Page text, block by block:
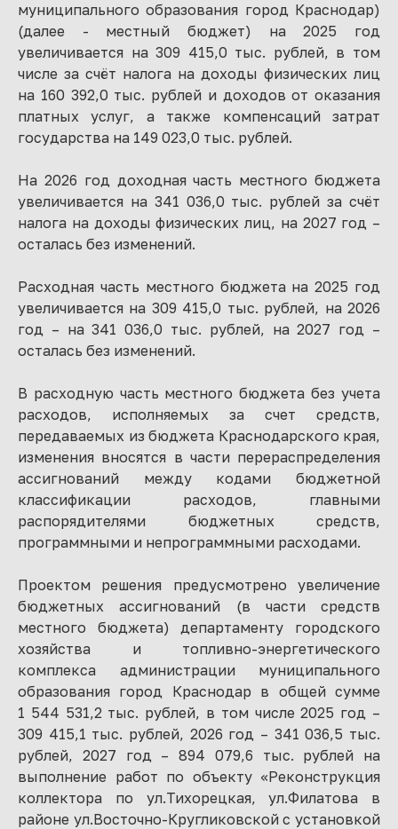
муниципального образования город Краснодар)
(далее - местный бюджет) на 2025 год
увеличивается на 309 415,0 тыс. рублей, в том
числе за счёт налога на доходы физических лиц
на 160 392,0 тыс. рублей и доходов от оказания
платных услуг, а также компенсаций затрат
государства на 149 023,0 тыс. рублей.
На 2026 год доходная часть местного бюджета
увеличивается на 341 036,0 тыс. рублей за счёт
налога на доходы физических лиц, на 2027 год –
осталась без изменений.
Расходная часть местного бюджета на 2025 год
увеличивается на 309 415,0 тыс. рублей, на 2026
год – на 341 036,0 тыс. рублей, на 2027 год –
осталась без изменений.
В расходную часть местного бюджета без учета
расходов, исполняемых за счет средств,
передаваемых из бюджета Краснодарского края,
изменения вносятся в части перераспределения
ассигнований между кодами бюджетной
классификации расходов, главными
распорядителями бюджетных средств,
программными и непрограммными расходами.
Проектом решения предусмотрено увеличение
бюджетных ассигнований (в части средств
местного бюджета) департаменту городского
хозяйства и топливно-энергетического
комплекса администрации муниципального
образования город Краснодар в общей сумме
1 544 531,2 тыс. рублей, в том числе 2025 год –
309 415,1 тыс. рублей, 2026 год – 341 036,5 тыс.
рублей, 2027 год – 894 079,6 тыс. рублей на
выполнение работ по объекту «Реконструкция
коллектора по ул.Тихорецкая, ул.Филатова в
районе ул.Восточно-Кругликовской с установкой